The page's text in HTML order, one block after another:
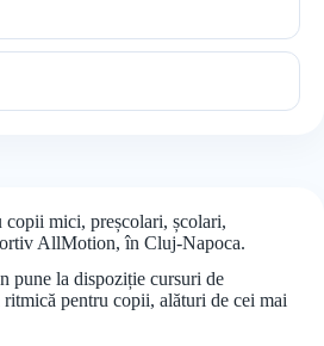
mici, preșcolari, școlari,
AllMotion, în Cluj-Napoca.
la dispoziție cursuri de
pentru copii, alături de cei mai